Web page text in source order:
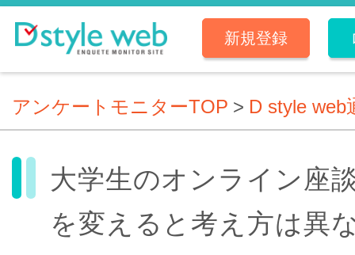
新規登録
アンケートモニターTOP > D style web
大学生のオンライン座
を変えると考え方は異